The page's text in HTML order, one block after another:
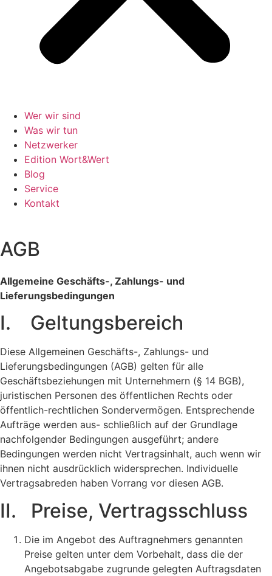
Wer wir sind
Was wir tun
Netzwerker
Edition Wort&Wert
Blog
Service
Kontakt
AGB
Allgemeine Geschäfts-, Zahlungs- und
Lieferungsbedingungen
I. Geltungsbereich
Diese Allgemeinen Geschäfts-, Zahlungs- und
Lieferungsbedingungen (AGB) gelten für alle
Geschäftsbeziehungen mit Unternehmern (§ 14 BGB),
juristischen Personen des öffentlichen Rechts oder
öffentlich-rechtlichen Sondervermögen. Entsprechende
Aufträge werden aus- schließlich auf der Grundlage
nachfolgender Bedingungen ausgeführt; andere
Bedingungen werden nicht Vertragsinhalt, auch wenn wir
ihnen nicht ausdrücklich widersprechen. Individuelle
Vertragsabreden haben Vorrang vor diesen AGB.
II. Preise, Vertragsschluss
Die im Angebot des Auftragnehmers genannten
Preise gelten unter dem Vorbehalt, dass die der
Angebotsabgabe zugrunde gelegten Auftragsdaten